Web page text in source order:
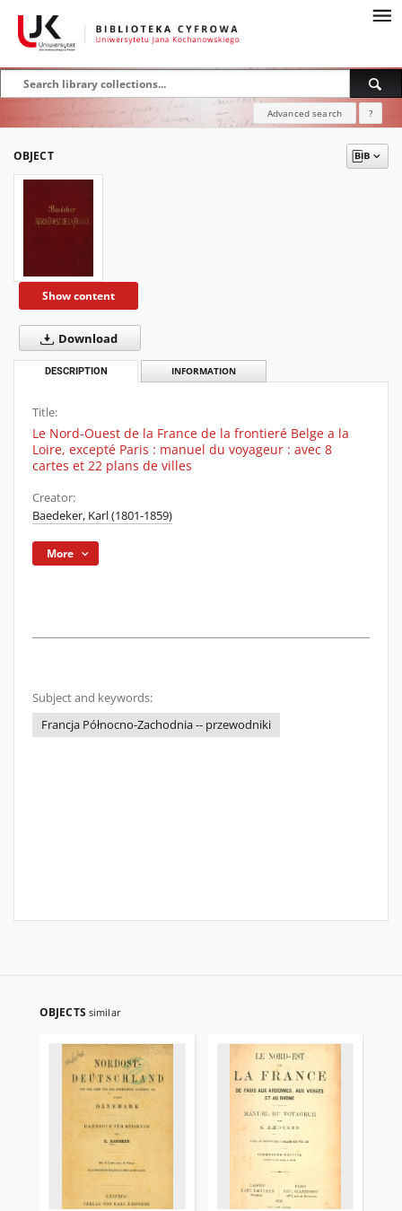
Advanced search ?
OBJECT
Show content
Download
DESCRIPTION INFORMATION
Title:
Le Nord-Ouest de la France de la frontieré Belge a la
Loire, excepté Paris : manuel du voyageur : avec 8
cartes et 22 plans de villes
Creator:
Baedeker, Karl (1801-1859)
More
Subject and keywords:
Francja Północno-Zachodnia -- przewodniki
OBJECTS similar